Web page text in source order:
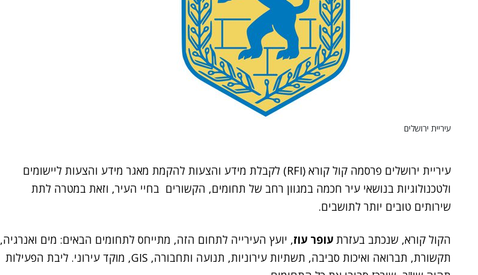
עיריית ירושלים
עיריית ירושלים פרסמה קול קורא (RFI) לקבלת מידע והצעות להקמת מאגר מידע והצעות ליישומים
ולטכנולוגיות בנושאי עיר חכמה במגוון רחב של תחומים, הקשורים בחיי העיר, וזאת במטרה לתת
שירותים טובים יותר לתושבים.
הקול קורא, שנכתב בעזרת עופר עוז, יועץ העירייה לתחום הזה, מתייחס לתחומים הבאים: מים ואנרגיה,
תקשורת, תברואה ואיכות סביבה, תשתיות עירוניות, תנועה ותחבורה, GIS, מוקד עירוני. ליבת הפעילות